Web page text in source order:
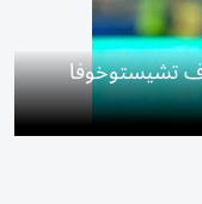
تشيستوخوفا